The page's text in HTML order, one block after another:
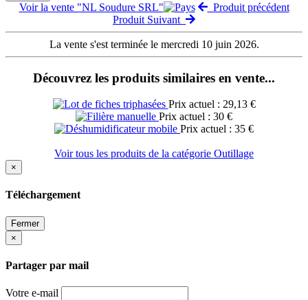
Voir la vente "NL Soudure SRL"
Produit précédent
Produit Suivant
La vente s'est terminée le mercredi 10 juin 2026.
Découvrez les produits similaires en vente...
Prix actuel : 29,13 €
Prix actuel : 30 €
Prix actuel : 35 €
Voir tous les produits de la catégorie Outillage
×
Téléchargement
Fermer
×
Partager par mail
Votre e-mail